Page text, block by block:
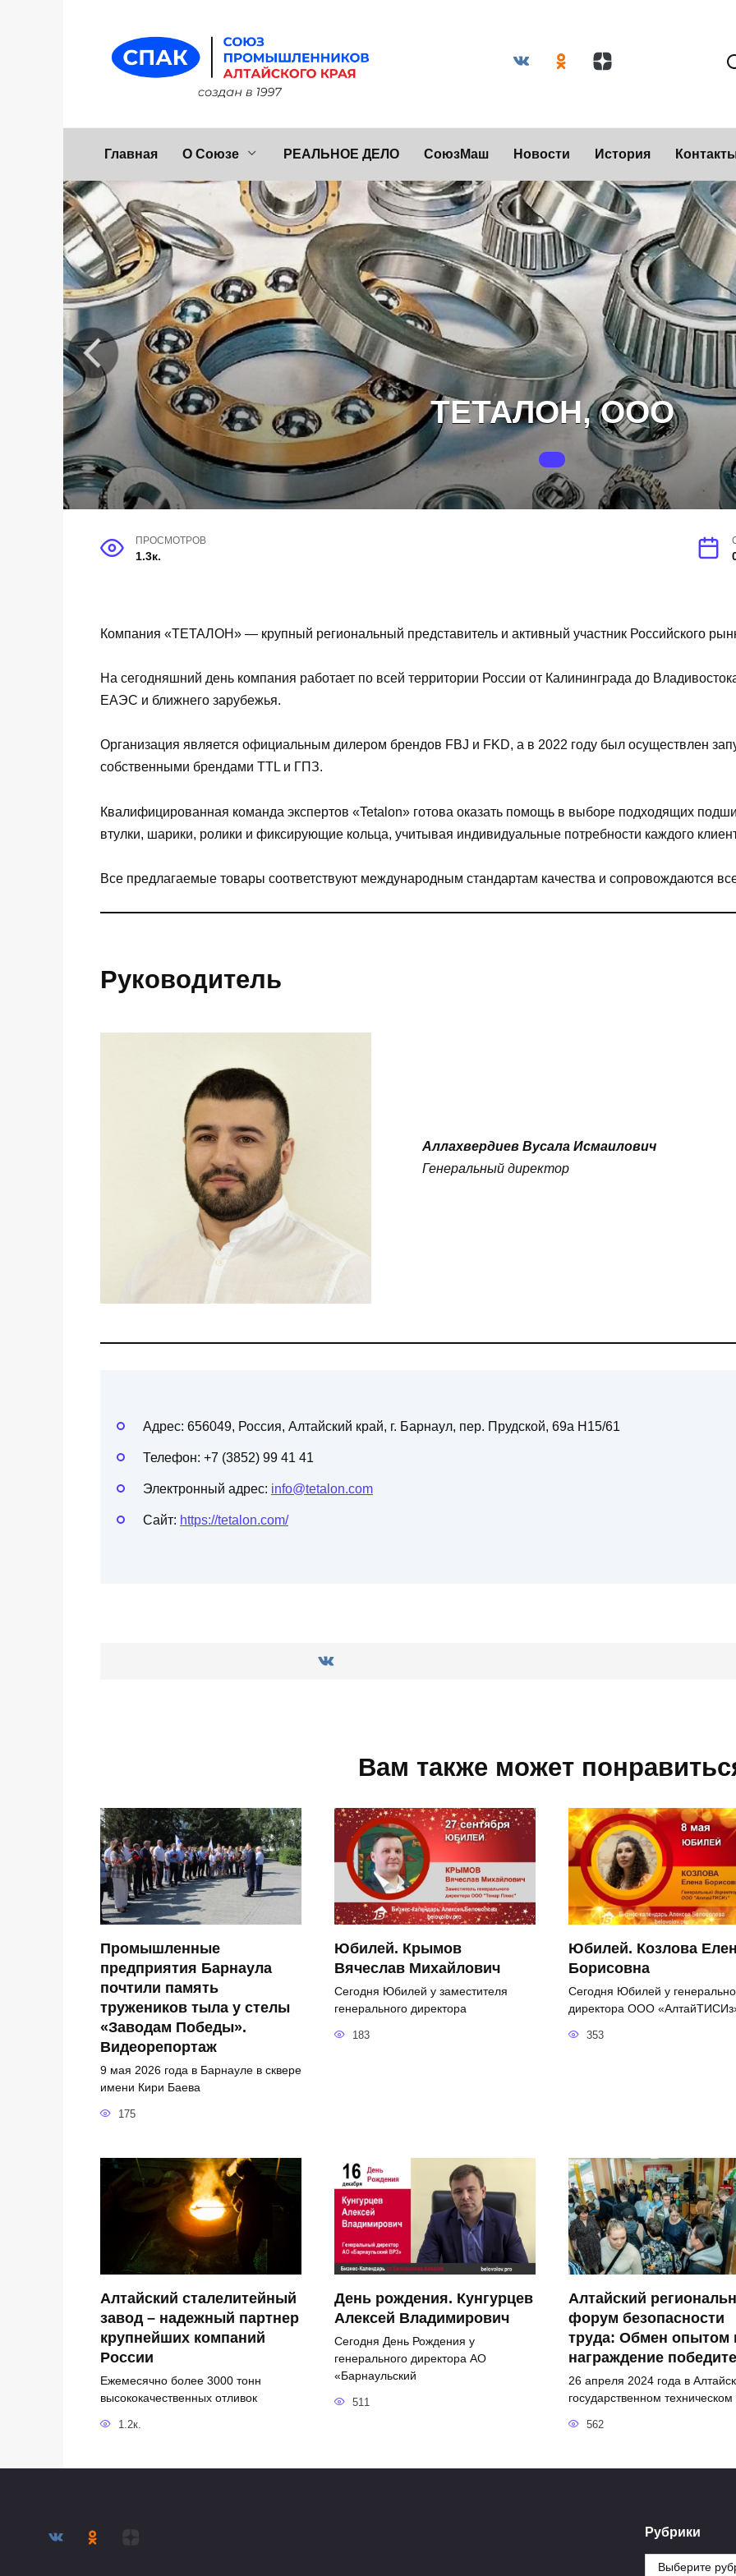
Главная О Союзе РЕАЛЬНОЕ ДЕЛО СоюзМаш Новости История
ТЕТАЛОН, ООО
ПРОСМОТРОВ
1.3к.
Компания «ТЕТАЛОН» — крупный региональный представитель и активный участник Российского
На сегодняшний день компания работает по всей территории России от Калининграда до
ЕАЭС и ближнего зарубежья.
Организация является официальным дилером брендов FBJ и FKD, а в 2022 году был осуществлен
собственными брендами TTL и ГПЗ.
Квалифицированная команда экспертов «Tetalon» готова оказать помощь в выборе подходящих
втулки, шарики, ролики и фиксирующие кольца, учитывая индивидуальные потребности каждого
Все предлагаемые товары соответствуют международным стандартам качества и сопровождаются
Руководитель
Аллахвердиев Вусала Исмаилович
Генеральный директор
Адрес: 656049, Россия, Алтайский край, г. Барнаул, пер. Прудской, 69а Н15/61
Телефон: +7 (3852) 99 41 41
Электронный адрес: info@tetalon.com
Сайт: https://tetalon.com/
Вам также может
Промышленные
предприятия Барнаула
почтили память
тружеников тыла у стелы
«Заводам Победы».
Видеорепортаж
9 мая 2026 года в Барнауле в сквере
имени Кири Баева
175
Юбилей. Крымов
Вячеслав Михайлович
Сегодня Юбилей у заместителя
генерального директора
183
Юбилей. Козлова
Борисовна
Сегодня Юбилей у
директора ООО
353
Алтайский сталелитейный
завод – надежный партнер
крупнейших компаний
России
Ежемесячно более 3000 тонн
высококачественных отливок
1.2к.
День рождения. Кунгурцев
Алексей Владимирович
Сегодня День Рождения у
генерального директора АО
«Барнаульский
511
Алтайский
форум безопасности
труда: Обмен опытом
награждение
26 апреля 2024 года в
государственном техническом
562
Рубрики
Рубрики